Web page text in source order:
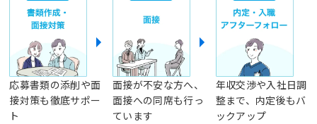
応募書類の添削や面
接対策も徹底サポー
ト
面接が不安な方へ、
面接への同席も行っ
ています
年収交渉や入社日調
整まで、内定後もバ
ックアップ